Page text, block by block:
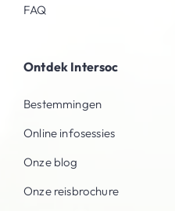
FAQ
Ontdek Intersoc
Bestemmingen
Online infosessies
Onze blog
Onze reisbrochure